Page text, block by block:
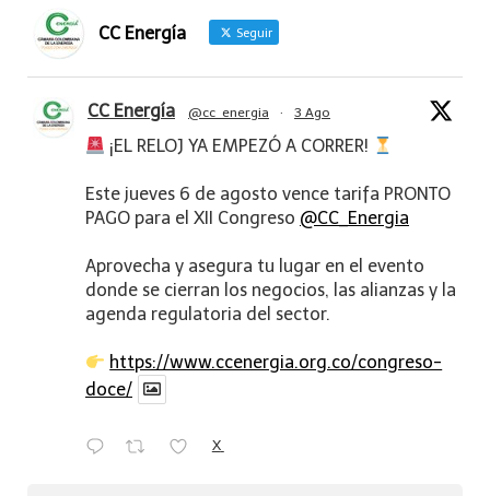
CC Energía Seguir
CC Energía @cc_energia · 3 Ago
¡EL RELOJ YA EMPEZÓ A CORRER!
Este jueves 6 de agosto vence tarifa PRONTO
PAGO para el XII Congreso @CC_Energia
Aprovecha y asegura tu lugar en el evento
donde se cierran los negocios, las alianzas y la
agenda regulatoria del sector.
https://www.ccenergia.org.co/congreso-
doce/
X